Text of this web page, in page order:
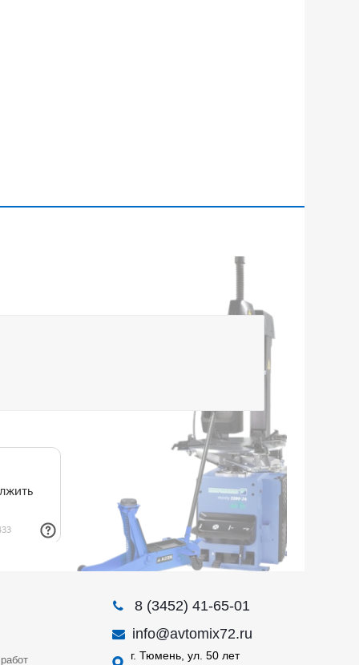
8 (3452) 41-65-01
info@avtomix72.ru
г. Тюмень, ул. 50 лет